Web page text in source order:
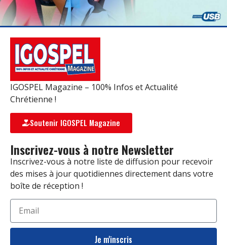
IGOSPEL Magazine – 100% Infos et Actualité
Chrétienne !
Soutenir IGOSPEL Magazine
Inscrivez-vous à notre Newsletter
Inscrivez-vous à notre liste de diffusion pour recevoir
des mises à jour quotidiennes directement dans votre
boîte de réception !
Je m'inscris